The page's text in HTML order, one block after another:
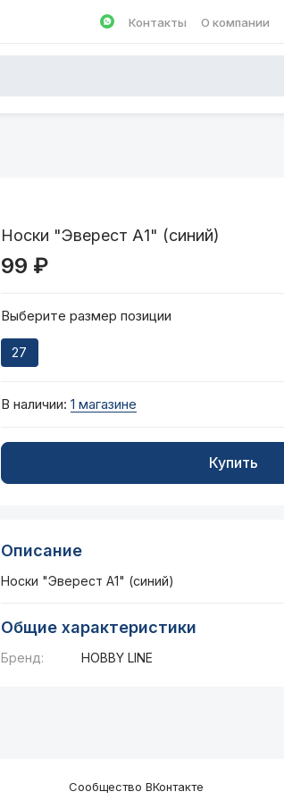
Написать в WhatsApp
Контакты О компании
Носки "Эверест А1" (синий)
99 ₽
Выберите размер позиции
27
В наличии: 1 магазине
Купить
Описание
Носки "Эверест А1" (синий)
Общие характеристики
Бренд: HOBBY LINE
Сообщество ВКонтакте